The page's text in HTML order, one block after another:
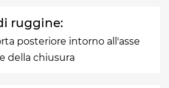
ruggine:
posteriore intorno all'asse
della chiusura